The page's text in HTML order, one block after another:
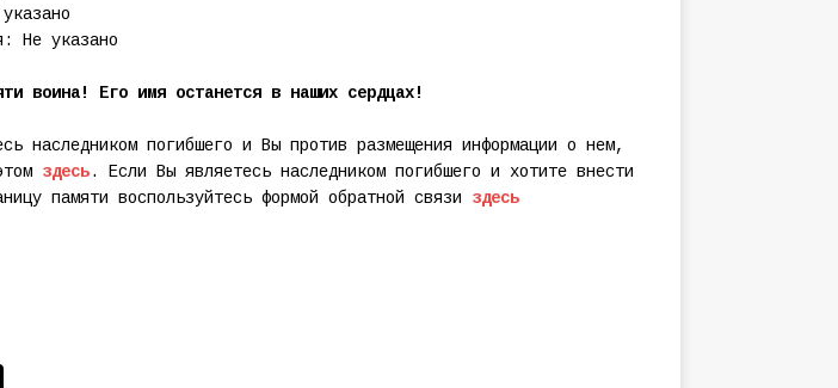
Не указано
воина! Его имя останется в наших сердцах!
наследником погибшего и Вы против размещения информации о нем,
здесь. Если Вы являетесь наследником погибшего и хотите внести
памяти воспользуйтесь формой обратной связи здесь